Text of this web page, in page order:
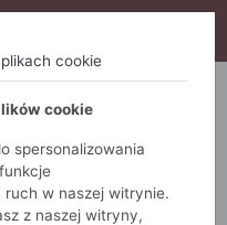
3SZT (KOD: S15)
cookie
cookie
spersonalizowania
ruch w naszej witrynie.
z naszej witryny,